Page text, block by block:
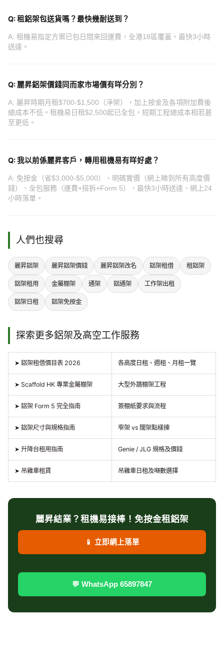
Q: 租鋁架包送貨嗎？最快幾耐送到？
A: 租機易指定方案已包日間來回運費，全港18區覆蓋，最快3小時
送達。
Q: 麗昇鋁架價錢同而家市場價有咩分別？
A: 麗昇時期月租$700-$1,500（淨架），加上按金及各項附加費後
總成本不低。租機易日租$2,500起已全包，短期工程總成本相若甚
至更低。
Q: 我以前係麗昇客戶，轉用租機易有咩好處？
A: 免按金（省$3,000-$5,000）、明碼實價（網上睇到所有高度價
錢）、全包服務（運費+搭拆+Form 5）、最快3小時送達、網上24
小時落單。
人們也搜尋
麗昇鋁架 麗昇鋁架價錢 麗昇鋁架改名 鋁架租借 租鋁架
鋁架租用 金屬棚架 通架 鋁通架 工作架出租
鋁架日租 鋁架免按金
探索更多鋁架及高空工作服務
➤ 鋁架租借價目表 2026 各高度日租、週租、月租一覽
➤ Scaffold HK 專業金屬棚架 大型外牆棚架工程
➤ 鋁架 Form 5 完全指南 簽棚紙要求與流程
➤ 鋁架尺寸與規格指南 窄架 vs 闊架點樣揀
➤ 升降台租用指南 Genie / JLG 規格及價錢
➤ 吊雞車租賃 吊雞車日租及噸數選擇
麗昇結業？租機易接棒！免按金租鋁架
📱 立即網上落單
💬 WhatsApp 65897847